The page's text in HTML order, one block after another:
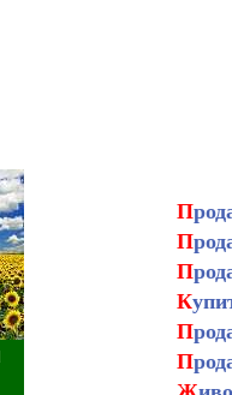
П
П
П
К
П
П